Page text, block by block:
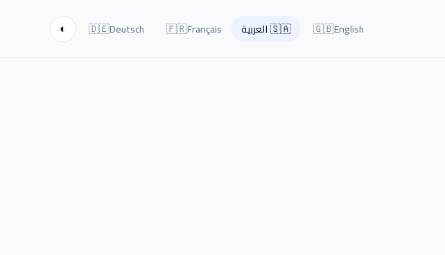
🇬🇧English
🇸🇦العربية 🇫🇷Français
🇩🇪Deutsch
◐